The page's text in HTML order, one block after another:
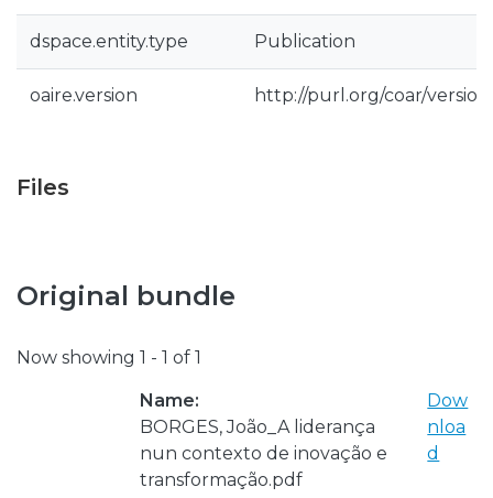
dspace.entity.type Publication
oaire.version http://purl.org/coar/version/
Files
Original bundle
Now showing 1 - 1 of 1
Name:
BORGES, João_A liderança
nun contexto de inovação e
transformação.pdf
Dow
nloa
d